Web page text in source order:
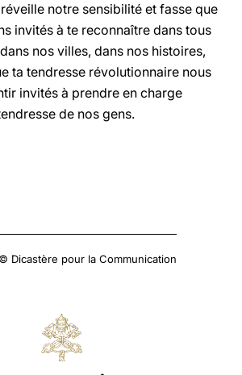
notre sensibilité et fasse que
invités à te reconnaître dans tous
nos villes, dans nos histoires,
ta tendresse révolutionnaire nous
invités à prendre en charge
de nos gens.
Dicastère pour la Communication